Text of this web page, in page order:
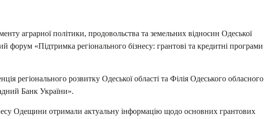
аграрної політики, продовольства та земельних відносин Одеської
«Підтримка регіонального бізнесу: грантові та кредитні програми
регіонального розвитку Одеської області та Філія Одеського обласного
Банк України».
Одещини отримали актуальну інформацію щодо основних грантових